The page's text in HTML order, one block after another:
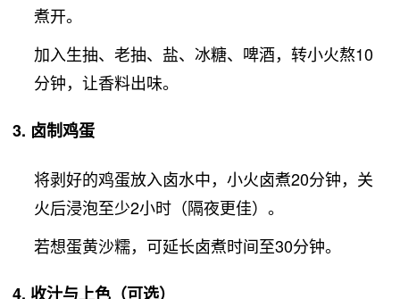
煮开。
加入生抽、老抽、盐、冰糖、啤酒，转小火熬10
分钟，让香料出味。
3. 卤制鸡蛋
将剥好的鸡蛋放入卤水中，小火卤煮20分钟，关
火后浸泡至少2小时（隔夜更佳）。
若想蛋黄沙糯，可延长卤煮时间至30分钟。
4. 收汁与上色（可选）